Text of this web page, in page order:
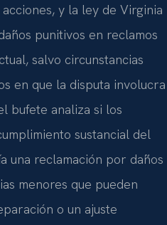
y la ley de Virginia
punitivos en reclamos
salvo circunstancias
en que la disputa involucra
bufete analiza si los
sustancial del
reclamación por daños
menores que pueden
o un ajuste